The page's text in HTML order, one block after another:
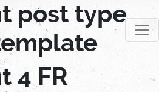
post type
4 FR